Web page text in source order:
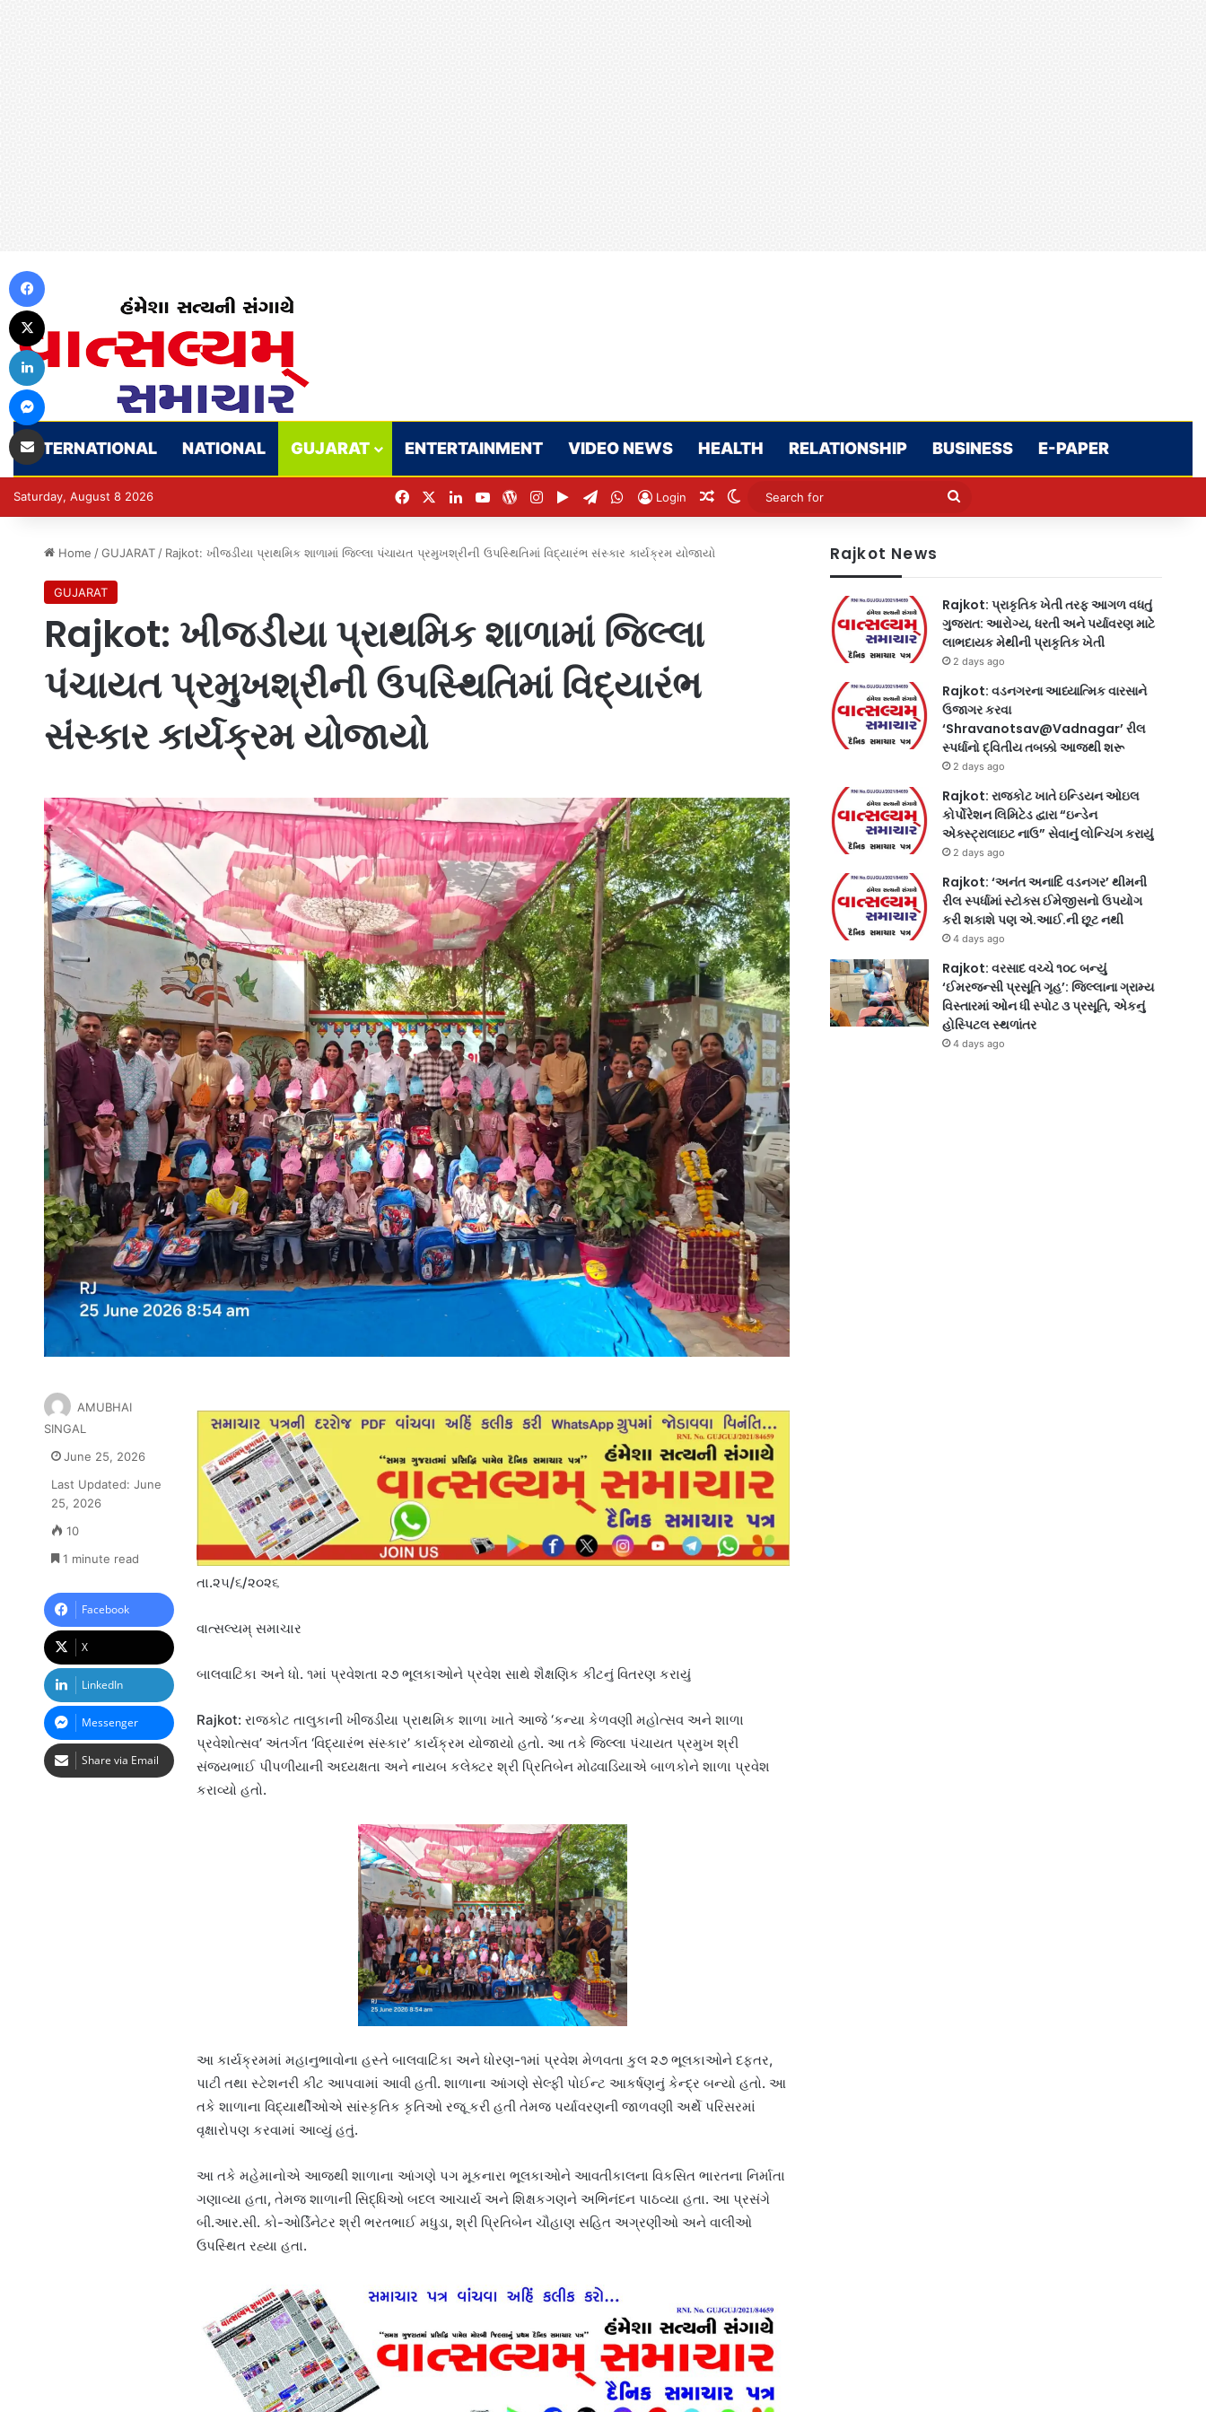
INTERNATIONAL NATIONAL GUJARAT ENTERTAINMENT VIDEO NEWS HEALTH RELATIONSHIP BUSINESS E-PAPER
Saturday, August 8 2026 FacebookLinkedInYouTubeWordPress
Instagram
Google Play
Telegram
WhatsApp
Login Random Article
Switch skin
Search
Home / GUJARAT / Rajkot: ખીજડીયા પ્રાથમિક શાળામાં જિલ્લા પંચાયત પ્રમુખશ્રીની ઉપસ્થિતિમાં વિદ્યારંભ સંસ્કાર કાર્યક્રમ યોજાયો
GUJARAT
Rajkot: ખીજડીયા પ્રાથમિક શાળામાં જિલ્લા
પંચાયત પ્રમુખશ્રીની ઉપસ્થિતિમાં વિદ્યારંભ
સંસ્કાર કાર્યક્રમ યોજાયો
તા.૨૫/૬/૨૦૨૬
વાત્સલ્યમ્ સમાચાર
બાલવાટિકા અને ધો. ૧માં પ્રવેશતા ૨૭ ભૂલકાઓને પ્રવેશ સાથે શૈક્ષણિક કીટનું વિતરણ કરાયું
Rajkot: રાજકોટ તાલુકાની ખીજડીયા પ્રાથમિક શાળા ખાતે આજે ‘કન્યા કેળવણી મહોત્સવ અને શાળા
પ્રવેશોત્સવ’ અંતર્ગત ‘વિદ્યારંભ સંસ્કાર’ કાર્યક્રમ યોજાયો હતો. આ તકે જિલ્લા પંચાયત પ્રમુખ શ્રી
સંજયભાઈ પીપળીયાની અધ્યક્ષતા અને નાયબ કલેક્ટર શ્રી પ્રિતિબેન મોઢવાડિયાએ બાળકોને શાળા પ્રવેશ
કરાવ્યો હતો.
આ કાર્યક્રમમાં મહાનુભાવોના હસ્તે બાલવાટિકા અને ધોરણ-૧માં પ્રવેશ મેળવતા કુલ ૨૭ ભૂલકાઓને દફતર,
પાટી તથા સ્ટેશનરી કીટ આપવામાં આવી હતી. શાળાના આંગણે સેલ્ફી પોઈન્ટ આકર્ષણનું કેન્દ્ર બન્યો હતો. આ
તકે શાળાના વિદ્યાર્થીઓએ સાંસ્કૃતિક કૃતિઓ રજૂ કરી હતી તેમજ પર્યાવરણની જાળવણી અર્થે પરિસરમાં
વૃક્ષારોપણ કરવામાં આવ્યું હતું.
આ તકે મહેમાનોએ આજથી શાળાના આંગણે પગ મૂકનારા ભૂલકાઓને આવતીકાલના વિકસિત ભારતના નિર્માતા
ગણાવ્યા હતા, તેમજ શાળાની સિદ્ધિઓ બદલ આચાર્ય અને શિક્ષકગણને અભિનંદન પાઠવ્યા હતા. આ પ્રસંગે
બી.આર.સી. કો-ઓર્ડિનેટર શ્રી ભરતભાઈ મધુડા, શ્રી પ્રિતિબેન ચૌહાણ સહિત અગ્રણીઓ અને વાલીઓ
ઉપસ્થિત રહ્યા હતા.
AMUBHAI
SINGAL
June 25, 2026
Last Updated: June
25, 2026
10
1 minute read
Facebook
X
LinkedIn
Messenger
Share via Email
Rajkot News
Rajkot: પ્રાકૃતિક ખેતી તરફ આગળ વધતું
ગુજરાત: આરોગ્ય, ધરતી અને પર્યાવરણ માટે
લાભદાયક મેથીની પ્રાકૃતિક ખેતી
2 days ago
Rajkot: વડનગરના આધ્યાત્મિક વારસાને
ઉજાગર કરવા
‘Shravanotsav@Vadnagar’ રીલ
સ્પર્ધાનો દ્વિતીય તબક્કો આજથી શરૂ
2 days ago
Rajkot: રાજકોટ ખાતે ઇન્ડિયન ઓઇલ
કોર્પોરેશન લિમિટેડ દ્વારા “ઇન્ડેન
એક્સ્ટ્રાલાઇટ નાઉ” સેવાનું લોન્ચિંગ કરાયું
2 days ago
Rajkot: ‘અનંત અનાદિ વડનગર’ થીમની
રીલ સ્પર્ધામાં સ્ટોક્સ ઈમેજીસનો ઉપયોગ
કરી શકાશે પણ એ.આઈ.ની છૂટ નથી
4 days ago
Rajkot: વરસાદ વચ્ચે ૧૦૮ બન્યું
‘ઈમરજન્સી પ્રસૂતિ ગૃહ’: જિલ્લાના ગ્રામ્ય
વિસ્તારમાં ઓન ધી સ્પોટ ૩ પ્રસૂતિ, એકનું
હોસ્પિટલ સ્થળાંતર
4 days ago
LinkedIn